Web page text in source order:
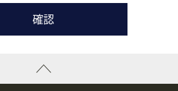
討されている企業の皆様
に回答するために利用いたします。
、電話・Ｅメールのいずれかの方法とい
に関するご連絡のために利用いたしま